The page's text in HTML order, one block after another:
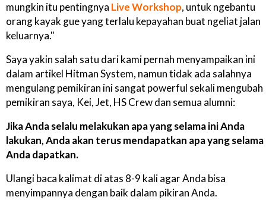
mungkin itu pentingnya Live Workshop, untuk ngebantu
orang kayak gue yang terlalu kepayahan buat ngeliat jalan
keluarnya."
Saya yakin salah satu dari kami pernah menyampaikan ini
dalam artikel Hitman System, namun tidak ada salahnya
mengulang pemikiran ini sangat powerful sekali mengubah
pemikiran saya, Kei, Jet, HS Crew dan semua alumni:
Jika Anda selalu melakukan apa yang selama ini Anda
lakukan, Anda akan terus mendapatkan apa yang selama
Anda dapatkan.
Ulangi baca kalimat di atas 8-9 kali agar Anda bisa
menyimpannya dengan baik dalam pikiran Anda.